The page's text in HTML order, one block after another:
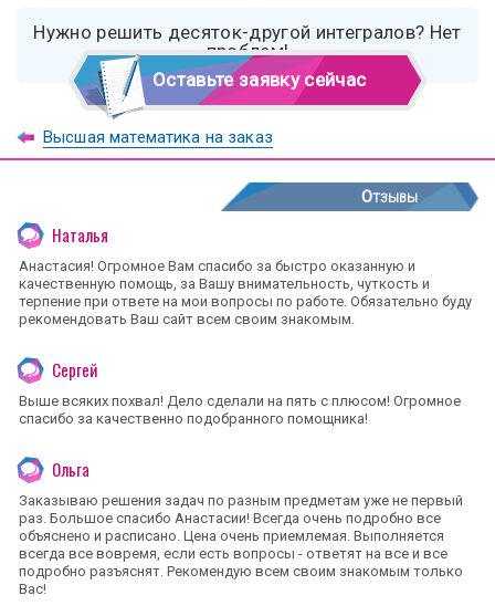
Нужно решить десяток-другой интегралов? Нет
проблем!
Оставьте заявку сейчас
Высшая математика на заказ
Отзывы
Наталья
Анастасия! Огромное Вам спасибо за быстро оказанную и
качественную помощь, за Вашу внимательность, чуткость и
терпение при ответе на мои вопросы по работе. Обязательно буду
рекомендовать Ваш сайт всем своим знакомым.
Сергей
Выше всяких похвал! Дело сделали на пять с плюсом! Огромное
спасибо за качественно подобранного помощника!
Ольга
Заказываю решения задач по разным предметам уже не первый
раз. Большое спасибо Анастасии! Всегда очень подробно все
объяснено и расписано. Цена очень приемлемая. Выполняется
всегда все вовремя, если есть вопросы - ответят на все и все
подробно разъяснят. Рекомендую всем своим знакомым только
Вас!